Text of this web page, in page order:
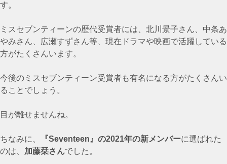
す。
ミスセブンティーンの歴代受賞者には、北川景子さん、中条あ
やみさん、広瀬すずさん等、現在ドラマや映画で活躍している
方がたくさんいます。
今後のミスセブンティーン受賞者も有名になる方がたくさんい
ることでしょう。
目が離せませんね。
ちなみに、 『Seventeen』の2021年の新メンバーに選ばれた
のは、 加藤栞さんでした。